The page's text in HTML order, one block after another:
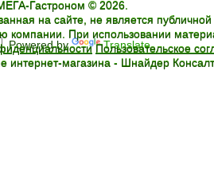
Гастроном © 2026.
на сайте, не является
компании. При использовании
Пользовательское
интернет-магазина - Шнайдер
Powered by Translate